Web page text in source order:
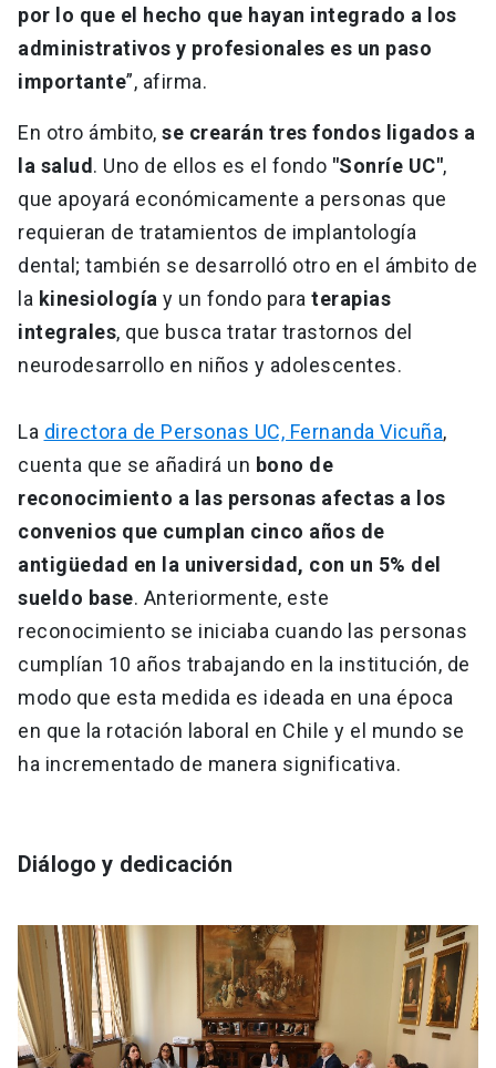
por lo que el hecho que hayan integrado a los
administrativos y profesionales es un paso
importante”, afirma.
En otro ámbito, se crearán tres fondos ligados a
la salud . Uno de ellos es el fondo "Sonríe UC",
que apoyará económicamente a personas que
requieran de tratamientos de implantología
dental; también se desarrolló otro en el ámbito de
la kinesiología y un fondo para terapias
integrales, que busca tratar trastornos del
neurodesarrollo en niños y adolescentes.
La directora de Personas UC, Fernanda Vicuña,
cuenta que se añadirá un bono de
reconocimiento a las personas afectas a los
convenios que cumplan cinco años de
antigüedad en la universidad, con un 5% del
sueldo base. Anteriormente, este
reconocimiento se iniciaba cuando las personas
cumplían 10 años trabajando en la institución, de
modo que esta medida es ideada en una época
en que la rotación laboral en Chile y el mundo se
ha incrementado de manera significativa.
Diálogo y dedicación